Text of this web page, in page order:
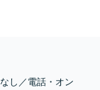
し／電話・オン